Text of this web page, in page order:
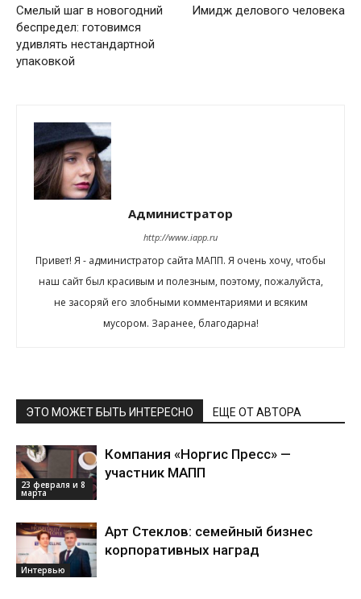
Смелый шаг в новогодний
беспредел: готовимся
удивлять нестандартной
упаковкой
Имидж делового человека
Администратор
http://www.iapp.ru
Привет! Я - администратор сайта МАПП. Я очень хочу, чтобы
наш сайт был красивым и полезным, поэтому, пожалуйста,
не засоряй его злобными комментариями и всяким
мусором. Заранее, благодарна!
ЭТО МОЖЕТ БЫТЬ ИНТЕРЕСНО ЕЩЕ ОТ АВТОРА
23 февраля и 8
марта
Компания «Норгис Пресс» —
участник МАПП
Интервью
Арт Стеклов: семейный бизнес
корпоративных наград